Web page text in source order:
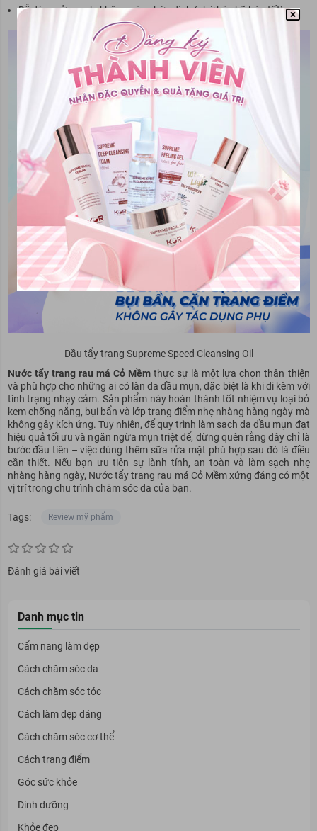
Dễ dàng rửa sạch, không gây nhờn dính (nhờ hệ nhũ hóa tốt).
Dầu tẩy trang Supreme Speed Cleansing Oil
Nước tẩy trang rau má Cỏ Mềmthực sự là một lựa chọn thân thiện
và phù hợp cho những ai có làn da dầu mụn, đặc biệt là khi đi kèm với
tình trạng nhạy cảm. Sản phẩm này hoàn thành tốt nhiệm vụ loại bỏ
kem chống nắng, bụi bẩn và lớp trang điểm nhẹ nhàng hàng ngày mà
không gây kích ứng. Tuy nhiên, để quy trình làm sạch da dầu mụn đạt
hiệu quả tối ưu và ngăn ngừa mụn triệt để, đừng quên rằng đây chỉ là
bước đầu tiên – việc dùng thêm sữa rửa mặt phù hợp sau đó là điều
cần thiết. Nếu bạn ưu tiên sự lành tính, an toàn và làm sạch nhẹ
nhàng hàng ngày, Nước tẩy trang rau má Cỏ Mềm xứng đáng có một
vị trí trong chu trình chăm sóc da của bạn.
Tags: Review mỹ phẩm
Đánh giá bài viết
Danh mục tin
Cẩm nang làm đẹp
Cách chăm sóc da
Cách chăm sóc tóc
Cách làm đẹp dáng
Cách chăm sóc cơ thể
Cách trang điểm
Góc sức khỏe
Dinh dưỡng
Khỏe đẹp